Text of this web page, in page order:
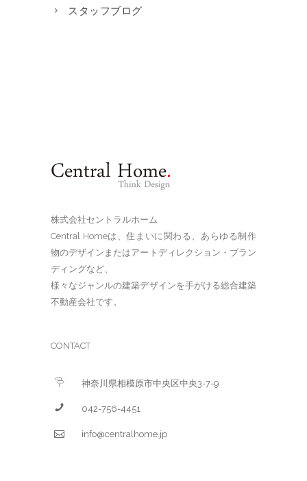
スタッフブログ
株式会社セントラルホーム
Central Homeは、住まいに関わる、あらゆる制作
物のデザインまたはアートディレクション・ブラン
ディングなど、
様々なジャンルの建築デザインを手がける総合建築
不動産会社です。
CONTACT
神奈川県相模原市中央区中央3-7-9
042-756-4451
info@centralhome.jp